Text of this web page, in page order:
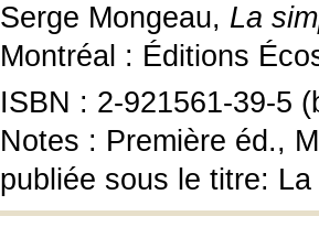
Serge Mongeau, La
Montréal : Éditions
ISBN : 2-921561-39-5
Notes : Première éd.,
publiée sous le titre: